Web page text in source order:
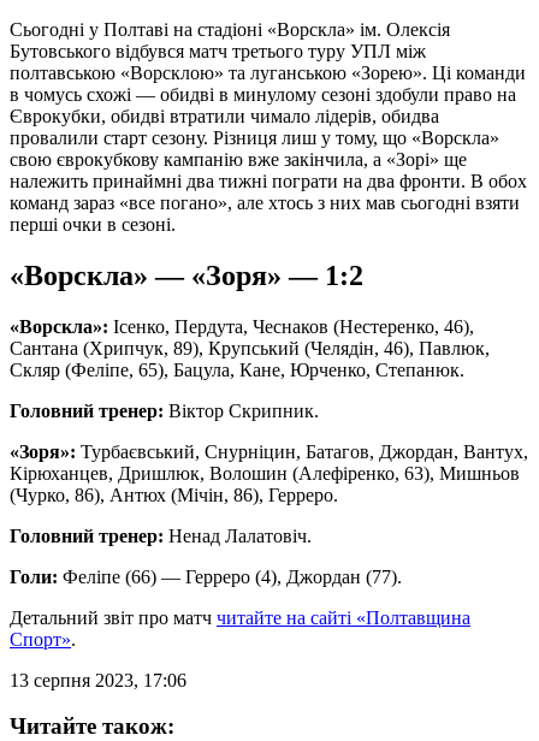
Сьогодні у Полтаві на стадіоні «Ворскла» ім. Олексія
Бутовського відбувся матч третього туру УПЛ між
полтавською «Ворсклою» та луганською «Зорею». Ці команди
в чомусь схожі — обидві в минулому сезоні здобули право на
Єврокубки, обидві втратили чимало лідерів, обидва
провалили старт сезону. Різниця лиш у тому, що «Ворскла»
свою єврокубкову кампанію вже закінчила, а «Зорі» ще
належить принаймні два тижні пограти на два фронти. В обох
команд зараз «все погано», але хтось з них мав сьогодні взяти
перші очки в сезоні.
«Ворскла» — «Зоря» — 1:2
«Ворскла»: Ісенко, Пердута, Чеснаков (Нестеренко, 46),
Сантана (Хрипчук, 89), Крупський (Челядін, 46), Павлюк,
Скляр (Феліпе, 65), Бацула, Кане, Юрченко, Степанюк.
Головний тренер: Віктор Скрипник.
«Зоря»: Турбаєвський, Снурніцин, Батагов, Джордан, Вантух,
Кірюханцев, Дришлюк, Волошин (Алефіренко, 63), Мишньов
(Чурко, 86), Антюх (Мічін, 86), Герреро.
Головний тренер: Ненад Лалатовіч.
Голи: Феліпе (66) — Герреро (4), Джордан (77).
Детальний звіт про матч читайте на сайті «Полтавщина
Спорт».
13 серпня 2023, 17:06
Читайте також: